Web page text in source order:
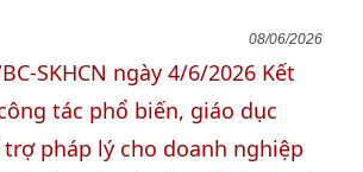
08/06/2026
SKHCN ngày 4/6/2026 Kết
tác phổ biến, giáo dục
pháp lý cho doanh nghiệp